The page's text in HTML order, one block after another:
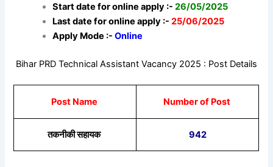
Start date for online apply :-26/05/2025
Last date for online apply :-25/06/2025
Apply Mode :-Online
Bihar PRD Technical Assistant Vacancy 2025 : Post Details
Post Name Number of Post
तकनीकी सहायक 942